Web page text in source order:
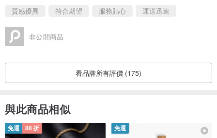
質感優異 符合期望 服務貼心 運送迅速
非公開商品
看品牌所有評價 (175)
與此商品相似
免運 88 折 免運